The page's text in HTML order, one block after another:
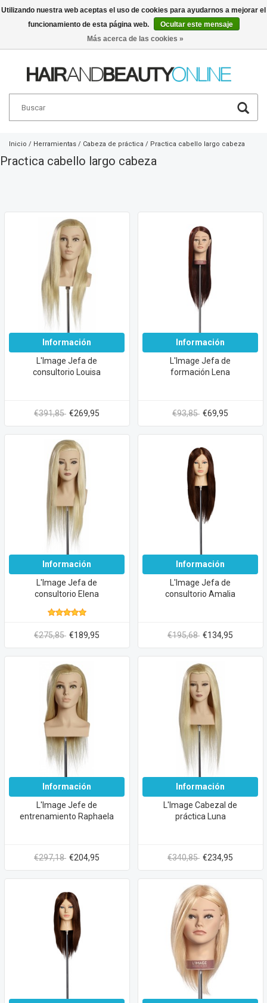
Español €
Inicio / Herramientas / Cabeza de práctica / Practica cabello largo cabeza
Practica cabello largo cabeza
Información
L'Image Jefa de
consultorio Louisa
€391,85 €269,95
Información
L'Image Jefa de
formación Lena
€93,85 €69,95
Información
L'Image Jefa de
consultorio Elena
€275,85 €189,95
Información
L'Image Jefa de
consultorio Amalia
€195,68 €134,95
Información
L'Image Jefe de
entrenamiento Raphaela
€297,18 €204,95
Información
L'Image Cabezal de
práctica Luna
€340,85 €234,95
Utilizando nuestra web aceptas el uso de cookies para ayudarnos a mejorar el
funcionamiento de esta página web.
Ocultar este mensaje
Más acerca de las cookies »